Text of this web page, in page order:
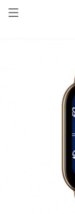
已加入購物車